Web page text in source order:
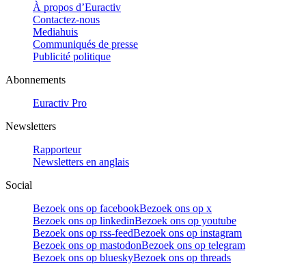
À propos d’Euractiv
Contactez-nous
Mediahuis
Communiqués de presse
Publicité politique
Abonnements
Euractiv Pro
Newsletters
Rapporteur
Newsletters en anglais
Social
Bezoek ons op facebookBezoek ons op x
Bezoek ons op linkedinBezoek ons op youtube
Bezoek ons op rss-feedBezoek ons op instagram
Bezoek ons op mastodonBezoek ons op telegram
Bezoek ons op blueskyBezoek ons op threads